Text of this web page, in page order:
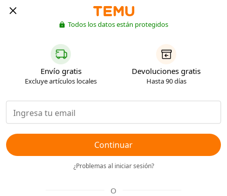
Todos los datos están protegidos
Envío gratis
Excluye artículos locales
Devoluciones gratis
Hasta 90 días
Continuar
¿Problemas al iniciar sesión?
O